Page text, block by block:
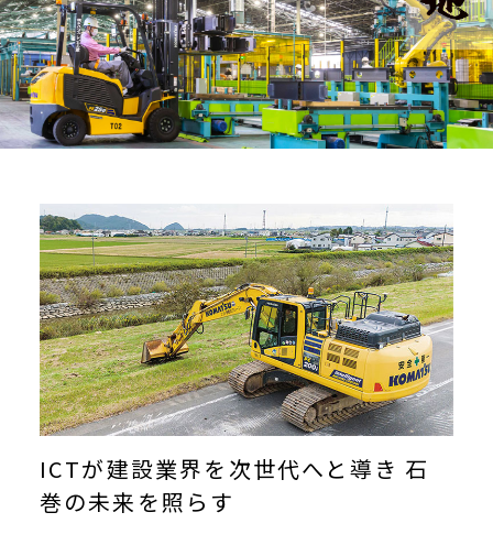
ICTが建設業界を次世代へと導き 石
巻の未来を照らす